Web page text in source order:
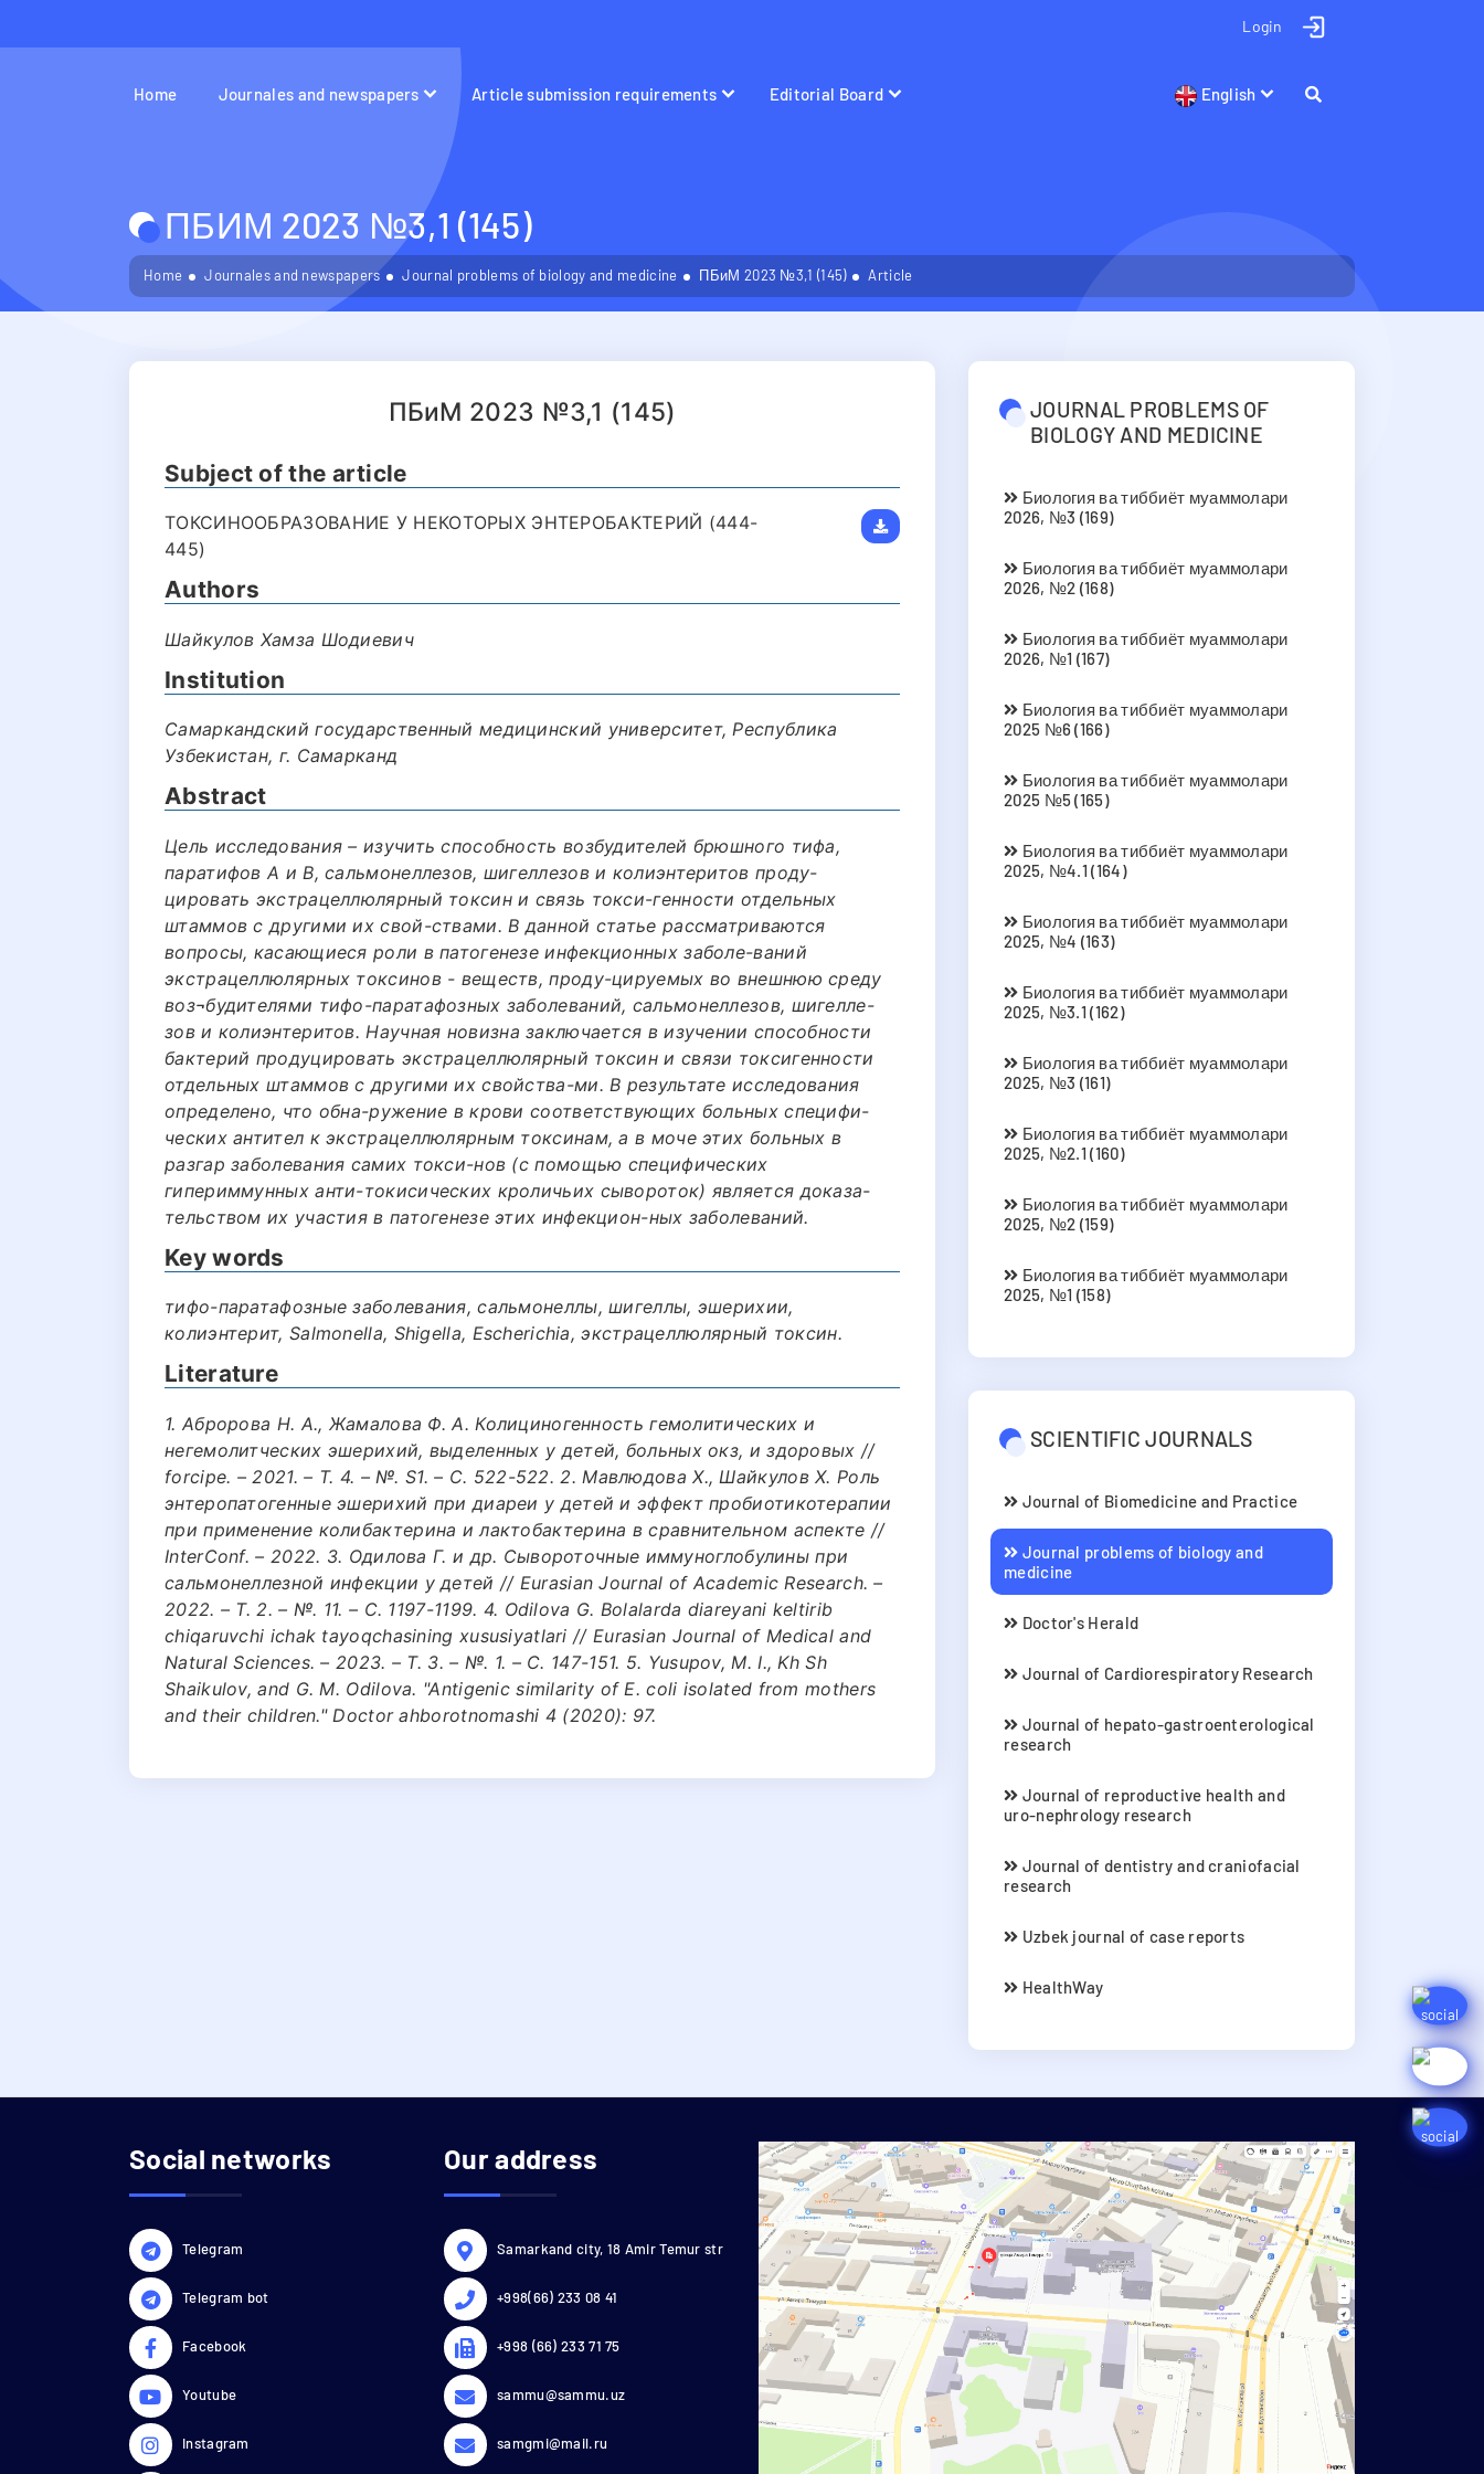
Login
Home Journales and newspapers Article submission requirements Editorial Board English
ПБИМ 2023 №3,1 (145)
Home Journales and newspapers Journal problems of biology and medicine ПБиМ 2023 №3,1 (145) Article
ПБиМ 2023 №3,1 (145)
Subject of the article
ТОКСИНООБРАЗОВАНИЕ У НЕКОТОРЫХ ЭНТЕРОБАКТЕРИЙ (444-
445)
Authors
Шайкулов Хамза Шодиевич
Institution
Самаркандский государственный медицинский университет, Республика
Узбекистан, г. Самарканд
Abstract
Цель исследования – изучить способность возбудителей брюшного тифа,
паратифов А и В, сальмонеллезов, шигеллезов и колиэнтеритов проду-
цировать экстрацеллюлярный токсин и связь токси-генности отдельных
штаммов с другими их свой-ствами. В данной статье рассматриваются
вопросы, касающиеся роли в патогенезе инфекционных заболе-ваний
экстрацеллюлярных токсинов - веществ, проду-цируемых во внешнюю среду
воз¬будителями тифо-паратафозных заболеваний, сальмонеллезов, шигелле-
зов и колиэнтеритов. Научная новизна заключается в изучении способности
бактерий продуцировать экстрацеллюлярный токсин и связи токсигенности
отдельных штаммов с другими их свойства-ми. В результате исследования
определено, что обна-ружение в крови соответствующих больных специфи-
ческих антител к экстрацеллюлярным токсинам, а в моче этих больных в
разгар заболевания самих токси-нов (с помощью специфических
гипериммунных анти-токисических кроличьих сывороток) является доказа-
тельством их участия в патогенезе этих инфекцион-ных заболеваний.
Key words
тифо-паратафозные заболевания, сальмонеллы, шигеллы, эшерихии,
колиэнтерит, Salmonella, Shigella, Escherichia, экстрацеллюлярный токсин.
Literature
1. Абророва Н. А., Жамалова Ф. А. Колициногенность гемолитических и
негемолитческих эшерихий, выделенных у детей, больных окз, и здоровых //
forcipe. – 2021. – Т. 4. – №. S1. – С. 522-522. 2. Мавлюдова Х., Шайкулов Х. Роль
энтеропатогенные эшерихий при диареи у детей и эффект пробиотикотерапии
при применение колибактерина и лактобактерина в сравнительном аспекте //
InterConf. – 2022. 3. Одилова Г. и др. Сывороточные иммуноглобулины при
сальмонеллезной инфекции у детей // Eurasian Journal of Academic Research. –
2022. – Т. 2. – №. 11. – С. 1197-1199. 4. Odilova G. Bolalarda diareyani keltirib
chiqaruvchi ichak tayoqchasining xususiyatlari // Eurasian Journal of Medical and
Natural Sciences. – 2023. – Т. 3. – №. 1. – С. 147-151. 5. Yusupov, M. I., Kh Sh
Shaikulov, and G. M. Odilova. "Antigenic similarity of E. coli isolated from mothers
and their children." Doctor ahborotnomashi 4 (2020): 97.
JOURNAL PROBLEMS OF
BIOLOGY AND MEDICINE
Биология ва тиббиёт муаммолари
2026, №3 (169)
Биология ва тиббиёт муаммолари
2026, №2 (168)
Биология ва тиббиёт муаммолари
2026, №1 (167)
Биология ва тиббиёт муаммолари
2025 №6 (166)
Биология ва тиббиёт муаммолари
2025 №5 (165)
Биология ва тиббиёт муаммолари
2025, №4.1 (164)
Биология ва тиббиёт муаммолари
2025, №4 (163)
Биология ва тиббиёт муаммолари
2025, №3.1 (162)
Биология ва тиббиёт муаммолари
2025, №3 (161)
Биология ва тиббиёт муаммолари
2025, №2.1 (160)
Биология ва тиббиёт муаммолари
2025, №2 (159)
Биология ва тиббиёт муаммолари
2025, №1 (158)
SCIENTIFIC JOURNALS
Journal of Biomedicine and Practice
Journal problems of biology and
medicine
Doctor's Herald
Journal of Cardiorespiratory Research
Journal of hepato-gastroenterological
research
Journal of reproductive health and
uro-nephrology research
Journal of dentistry and craniofacial
research
Uzbek journal of case reports
HealthWay
Social networks
Telegram
Telegram bot
Facebook
Youtube
Instagram
Our address
Samarkand city, 18 Amir Temur str
+998(66) 233 08 41
+998 (66) 233 71 75
sammu@sammu.uz
samgmi@mail.ru